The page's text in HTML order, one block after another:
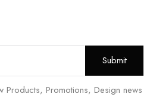
Products, Promotions, Design news